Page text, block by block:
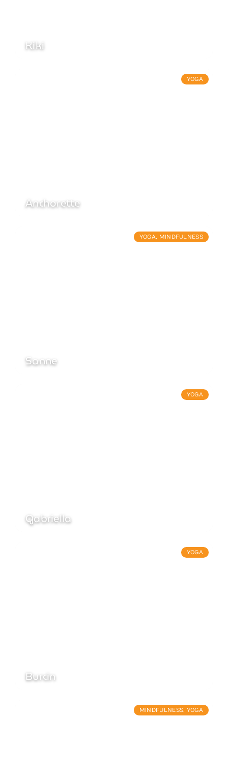
Kiki
YOGA
Anchorette
YOGA, MINDFULNESS
Sanne
YOGA
Gabriella
YOGA
Burcin
MINDFULNESS, YOGA